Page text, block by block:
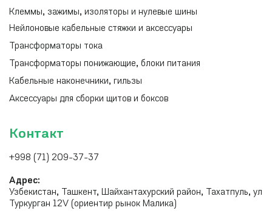
Клеммы, зажимы, изоляторы и нулевые шины
Нейлоновые кабельные стяжки и аксессуары
Трансформаторы тока
Трансформаторы понижающие, блоки питания
Кабельные наконечники, гильзы
Аксессуары для сборки щитов и боксов
Контакт
+998 (71) 209-37-37
Адрес:
Узбекистан, Ташкент, Шайхантахурский район, Тахатпуль, ул
Туркурган 12V (ориентир рынок Малика)